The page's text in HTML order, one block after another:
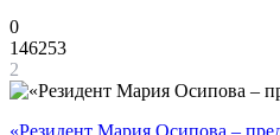
0
146253
2